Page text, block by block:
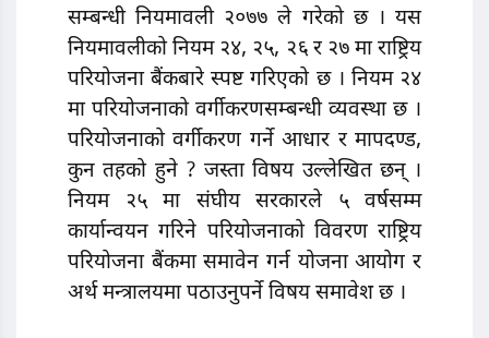
सम्बन्धी नियमावली २०७७ ले गरेको छ । यस
नियमावलीको नियम २४, २५, २६ र २७ मा राष्ट्रिय
परियोजना बैंकबारे स्पष्ट गरिएको छ । नियम २४
मा परियोजनाको वर्गीकरणसम्बन्धी व्यवस्था छ ।
परियोजनाको वर्गीकरण गर्ने आधार र मापदण्ड,
कुन तहको हुने ? जस्ता विषय उल्लेखित छन् ।
नियम २५ मा संघीय सरकारले ५ वर्षसम्म
कार्यान्वयन गरिने परियोजनाको विवरण राष्ट्रिय
परियोजना बैंकमा समावेन गर्न योजना आयोग र
अर्थ मन्त्रालयमा पठाउनुपर्ने विषय समावेश छ ।